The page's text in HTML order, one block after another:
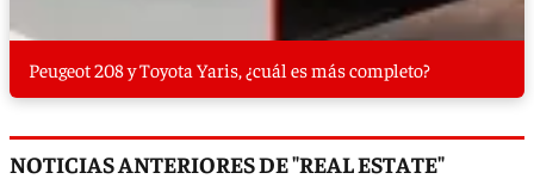
Peugeot 208 y Toyota Yaris, ¿cuál es más completo?
NOTICIAS ANTERIORES DE "REAL ESTATE"